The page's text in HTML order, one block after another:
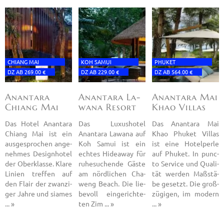
DZ AB 269.00 €
CHIANG MAI
Anant­ara
Chiang Mai
Das Hotel Anant­ara
Chiang Mai ist ein
aus­ge­spro­chen an­ge­
neh­mes De­si­gn­ho­tel
der Ober­klas­se. Klare
Li­ni­en tref­fen auf
den Flair der zwan­zi­
ger Jahre und sia­mes
... »
DZ AB 229.00 €
KOH SAMUI
Anant­ara La­
wana Re­sort
Das Lu­xus­ho­tel
Anant­ara La­wana auf
Koh Samui ist ein
ech­tes Hi­dea­way für
ru­he­su­chen­de Gäste
am nörd­li­chen Cha­
weng Beach. Die lie­
be­voll ein­ge­rich­te­
ten Zim ... »
DZ AB 564.00 €
PHU­KET
Anant­ara Mai
Khao Vil­las
Das Anant­ara Mai
Khao Phu­ket Vil­las
ist eine Ho­tel­per­le
auf Phu­ket. In punc­
to Ser­vice und Qua­li­
tät wer­den Maß­stä­
be ge­setzt. Die groß­
zü­gi­gen, im mo­dern
... »